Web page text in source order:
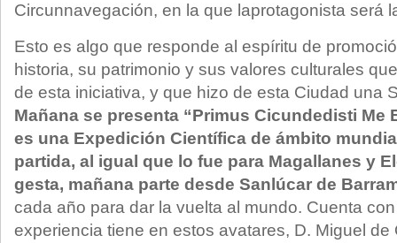
Circunnavegación, en la que laprotagonista será
Esto es algo que responde al espíritu de
historia, su patrimonio y sus valores culturales
de esta iniciativa, y que hizo de esta Ciudad una
Mañana se presenta “Primus Cicundedisti Me
es una Expedición Científica de ámbito
partida, al igual que lo fue para Magallanes y
gesta, mañana parte desde Sanlúcar de
cada año para dar la vuelta al mundo. Cuenta
experiencia tiene en estos avatares, D. Miguel de